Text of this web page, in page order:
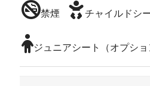
禁煙 チャイルドシ
ジュニアシート（オプショ